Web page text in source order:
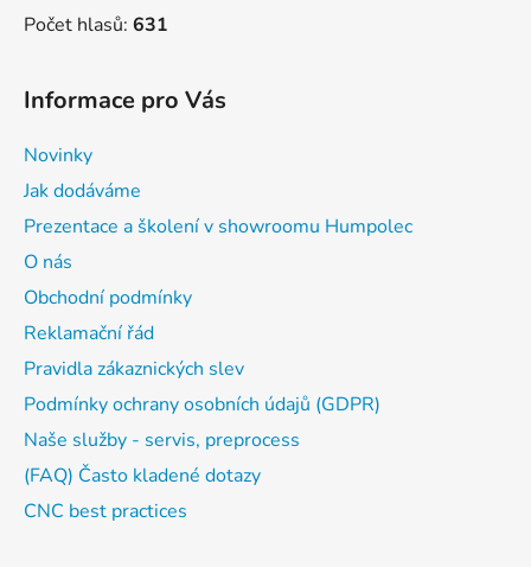
Počet hlasů: 631
Informace pro Vás
Novinky
Jak dodáváme
Prezentace a školení v showroomu Humpolec
O nás
Obchodní podmínky
Reklamační řád
Pravidla zákaznických slev
Podmínky ochrany osobních údajů (GDPR)
Naše služby - servis, preprocess
(FAQ) Často kladené dotazy
CNC best practices